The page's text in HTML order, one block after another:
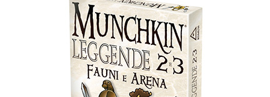
Fumetti & Romanzi
Giochi di Carte Collezionabili